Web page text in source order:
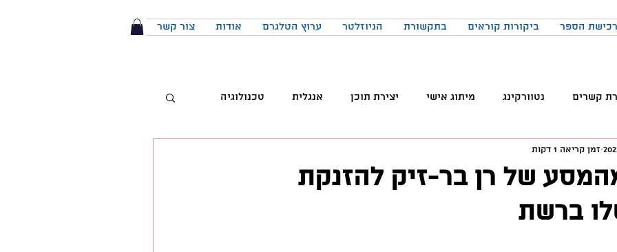
צור קשר אודות ערוץ הטלגרם הניוזלטר בתקשורת ביקורות קוראים הספר
קשרים נטוורקינג מיתוג אישי יצירת תוכן אנגלית טכנולוגיה
רכים כתיבה
מהמסע של רן בר-זיק להזנקת
ברשת
זמן קריאה 1 דקות